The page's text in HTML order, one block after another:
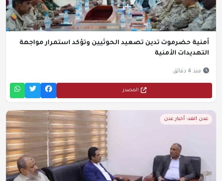
أمنية حضرموت تدين تصعيد الحوثيين وتؤكد استمرار مواجهة
التهديدات الأمنية
منذ 4 دقائق
المصدر
عدن الغد- أخبار عدن